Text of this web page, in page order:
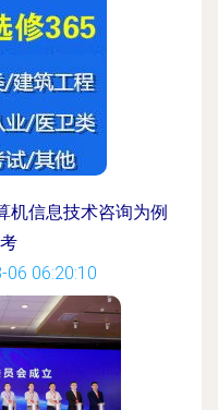
机信息技术咨询为例
06:20:10